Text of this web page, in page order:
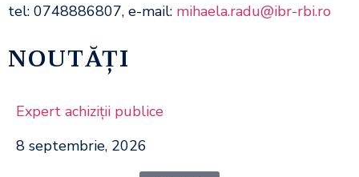
tel: 0748886807, e-mail: mihaela.radu@ibr-rbi.ro
NOUTĂȚI
Expert achiziţii publice
8 septembrie, 2026